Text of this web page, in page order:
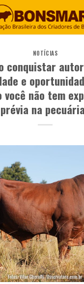
NOTÍCIAS
conquistar
e
você não tem
prévia na